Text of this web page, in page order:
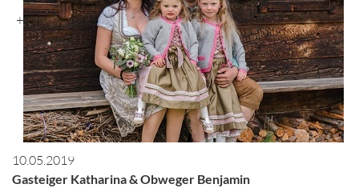
+
10.05.2019
Gasteiger Katharina & Obweger Benjamin